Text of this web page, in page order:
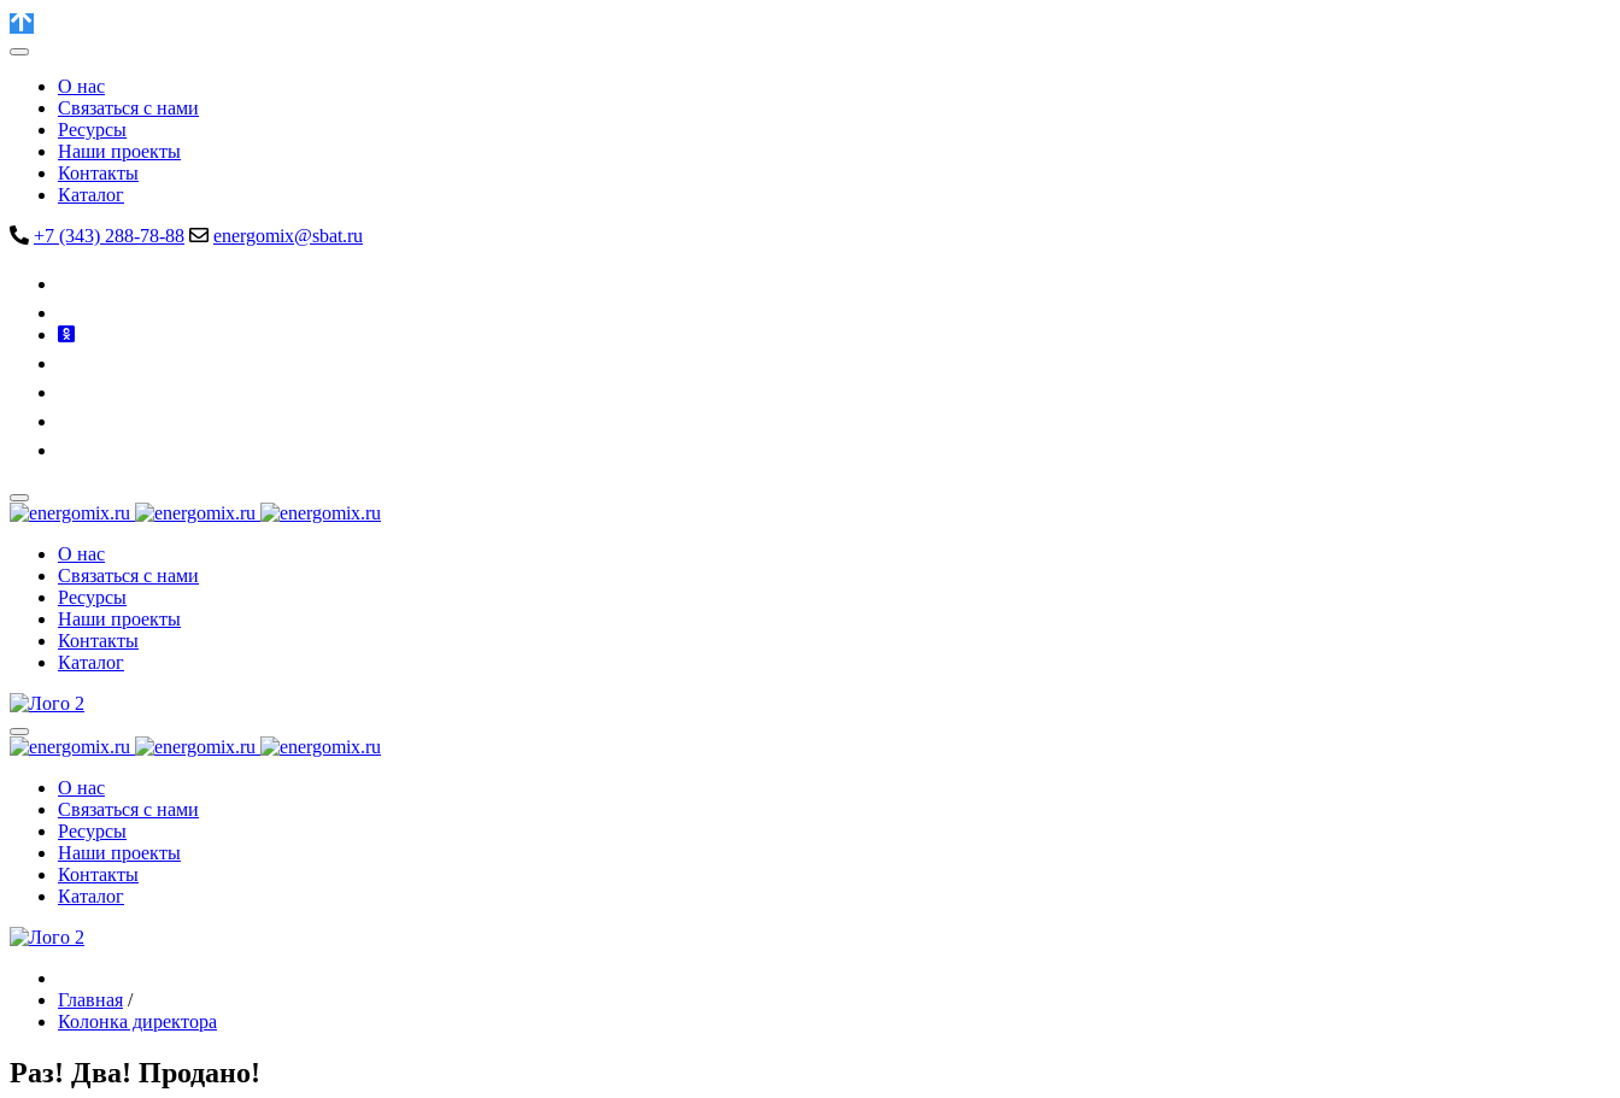
О нас
Связаться с нами
Ресурсы
Наши проекты
Контакты
Каталог
+7 (343) 288-78-88
energomix@sbat.ru
О нас
Связаться с нами
Ресурсы
Наши проекты
Контакты
Каталог
О нас
Связаться с нами
Ресурсы
Наши проекты
Контакты
Каталог
Главная /
Колонка директора
Раз! Два! Продано!